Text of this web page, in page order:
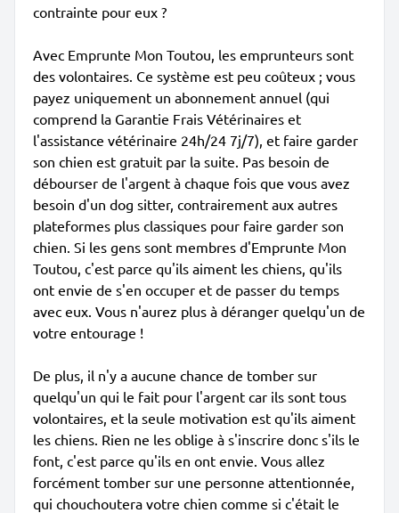
contrainte pour eux ?
Avec Emprunte Mon Toutou, les emprunteurs sont
des volontaires. Ce système est peu coûteux ; vous
payez uniquement un abonnement annuel (qui
comprend la Garantie Frais Vétérinaires et
l'assistance vétérinaire 24h/24 7j/7), et faire garder
son chien est gratuit par la suite. Pas besoin de
débourser de l'argent à chaque fois que vous avez
besoin d'un dog sitter, contrairement aux autres
plateformes plus classiques pour faire garder son
chien. Si les gens sont membres d'Emprunte Mon
Toutou, c'est parce qu'ils aiment les chiens, qu'ils
ont envie de s'en occuper et de passer du temps
avec eux. Vous n'aurez plus à déranger quelqu'un de
votre entourage !
De plus, il n'y a aucune chance de tomber sur
quelqu'un qui le fait pour l'argent car ils sont tous
volontaires, et la seule motivation est qu'ils aiment
les chiens. Rien ne les oblige à s'inscrire donc s'ils le
font, c'est parce qu'ils en ont envie. Vous allez
forcément tomber sur une personne attentionnée,
qui chouchoutera votre chien comme si c'était le